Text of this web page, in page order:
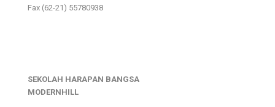
Fax (62-21) 55780938
SEKOLAH HARAPAN BANGSA
MODERNHILL